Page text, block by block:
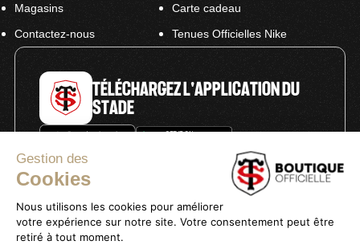
Gestion des
Cookies
Nous utilisons les cookies pour améliorer
votre expérience sur notre site. Votre consentement peut être
retiré à tout moment.
Magasins
Contactez-nous
Carte cadeau
Tenues Officielles Nike
TÉLÉCHARGEZ L'APPLICATION DU
STADE